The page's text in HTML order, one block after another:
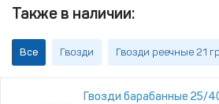
Также в наличии:
Все Гвозди Гвозди реечные 21
Гвозди барабанные 25/